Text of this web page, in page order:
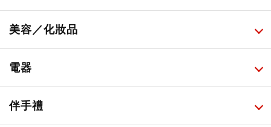
所有
甜點・菓子
人氣店鋪美食
美容／化妝品
所有
便利商店化妝品
電器
所有
伴手禮